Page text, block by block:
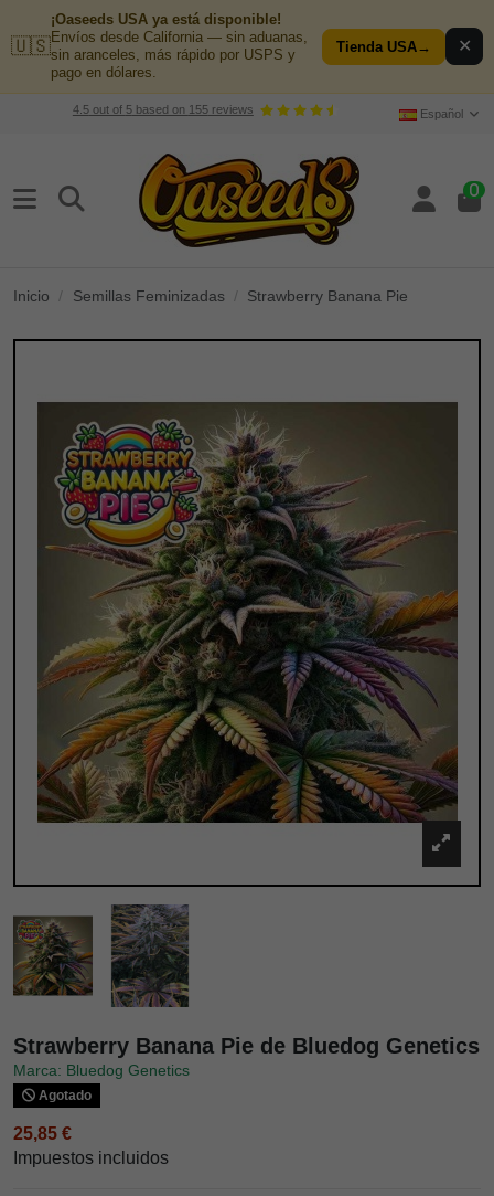
🇺🇸
¡Oaseeds USA ya está disponible!
Envíos desde California — sin aduanas,
sin aranceles, más rápido por USPS y
pago en dólares.
Tienda USA→ ✕
4.5out of 5based on 155reviews Español
0
Inicio Semillas Feminizadas Strawberry Banana Pie
Strawberry Banana Pie de Bluedog Genetics
Marca: Bluedog Genetics
Agotado
25,85 €
Impuestos incluidos